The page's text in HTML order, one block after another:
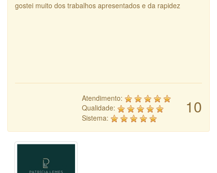
gostei muito dos trabalhos apresentados e da rapidez
10
Atendimento:
Qualidade:
Sistema: